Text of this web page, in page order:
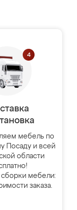
мебель по
Посаду и всей
области
мебели:
заказа.